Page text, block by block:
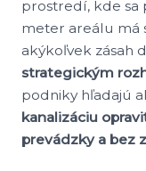
prostredí, kde sa
meter areálu má
akýkoľvek zásah
strategickým
podniky hľadajú
kanalizáciu
prevádzky a bez